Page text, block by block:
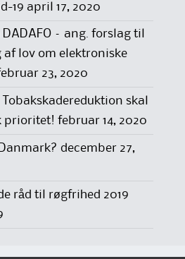
19 april 17, 2020
– ang. forslag til
af lov om elektroniske
23, 2020
skal
prioritet! februar 14, 2020
december 27,
råd til røgfrihed 2019